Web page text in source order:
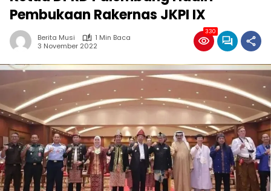
Pembukaan Rakernas JKPI IX
Berita Musi
1 Min Baca
3 November 2022
330